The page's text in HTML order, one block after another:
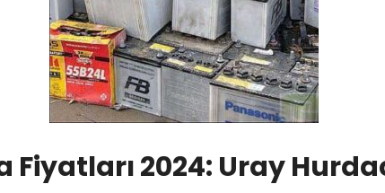
2024: Uray